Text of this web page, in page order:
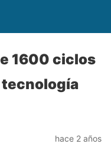
1600 ciclos
tecnología
hace 2 años